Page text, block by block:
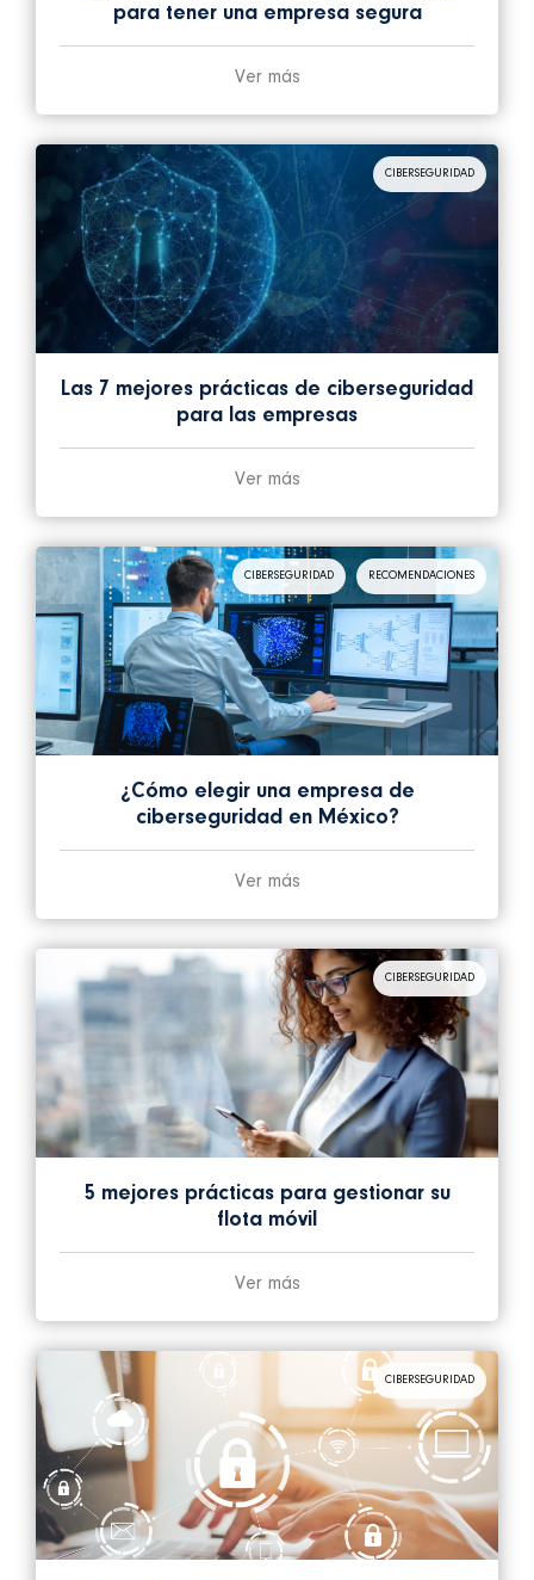
para tener una empresa segura
Ver más
CIBERSEGURIDAD
Las 7 mejores prácticas de ciberseguridad
para las empresas
Ver más
CIBERSEGURIDAD RECOMENDACIONES
¿Cómo elegir una empresa de
ciberseguridad en México?
Ver más
CIBERSEGURIDAD
5 mejores prácticas para gestionar su
flota móvil
Ver más
CIBERSEGURIDAD